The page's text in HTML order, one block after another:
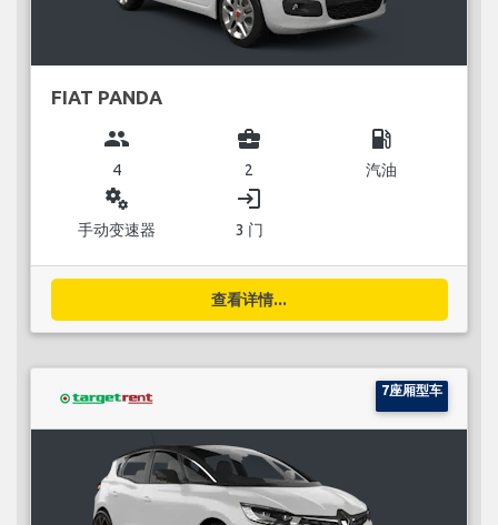
FIAT PANDA
group
4
business_center
2
local_gas_station
汽油
miscellaneous_services
手动变速器
login
3 门
查看详情...
7座厢型车